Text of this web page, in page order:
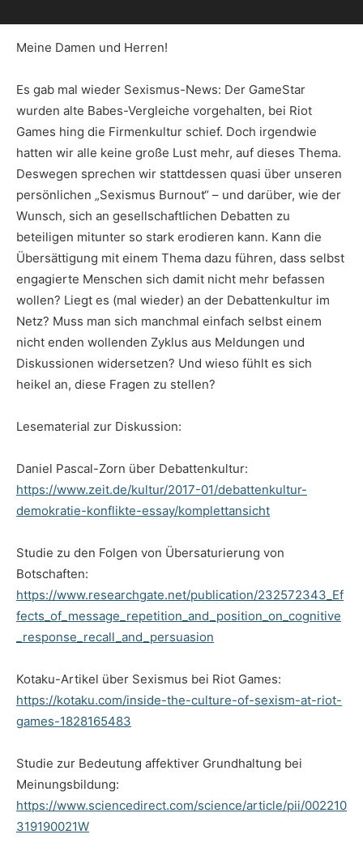
Meine Damen und Herren!
Es gab mal wieder Sexismus-News: Der GameStar
wurden alte Babes-Vergleiche vorgehalten, bei Riot
Games hing die Firmenkultur schief. Doch irgendwie
hatten wir alle keine große Lust mehr, auf dieses Thema.
Deswegen sprechen wir stattdessen quasi über unseren
persönlichen „Sexismus Burnout“ – und darüber, wie der
Wunsch, sich an gesellschaftlichen Debatten zu
beteiligen mitunter so stark erodieren kann. Kann die
Übersättigung mit einem Thema dazu führen, dass selbst
engagierte Menschen sich damit nicht mehr befassen
wollen? Liegt es (mal wieder) an der Debattenkultur im
Netz? Muss man sich manchmal einfach selbst einem
nicht enden wollenden Zyklus aus Meldungen und
Diskussionen widersetzen? Und wieso fühlt es sich
heikel an, diese Fragen zu stellen?
Lesematerial zur Diskussion:
Daniel Pascal-Zorn über Debattenkultur:
https://www.zeit.de/kultur/2017-01/debattenkultur-
demokratie-konflikte-essay/komplettansicht
Studie zu den Folgen von Übersaturierung von
Botschaften:
https://www.researchgate.net/publication/232572343_Ef
fects_of_message_repetition_and_position_on_cognitive
_response_recall_and_persuasion
Kotaku-Artikel über Sexismus bei Riot Games:
https://kotaku.com/inside-the-culture-of-sexism-at-riot-
games-1828165483
Studie zur Bedeutung affektiver Grundhaltung bei
Meinungsbildung:
https://www.sciencedirect.com/science/article/pii/002210
319190021W